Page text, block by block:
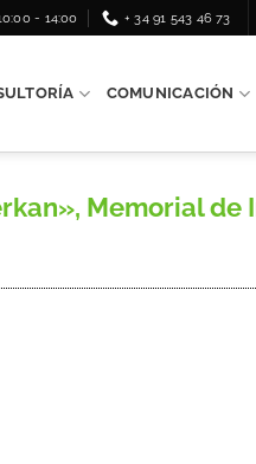
- 14:00 + 34 91 543 46 73
COMUNICACIÓN
Memorial